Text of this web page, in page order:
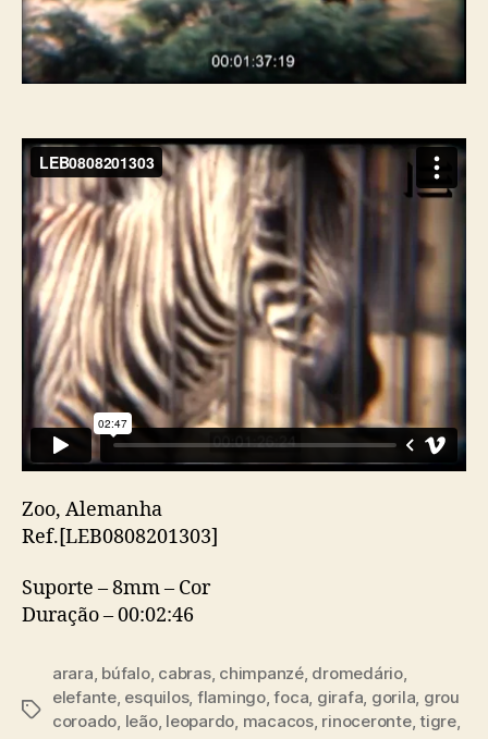
Zoo, Alemanha
Ref.[LEB0808201303]
Suporte – 8mm – Cor
Duração – 00:02:46
Etiquetas
arara, búfalo, cabras, chimpanzé, dromedário,
elefante, esquilos, flamingo,foca, girafa, gorila, grou
coroado, leão, leopardo, macacos, rinoceronte,tigre,